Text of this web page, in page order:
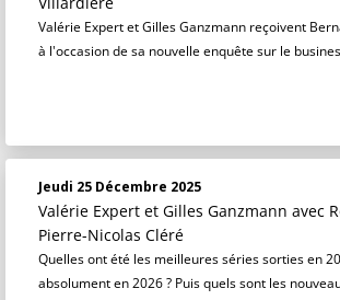
Valérie Expert et Gilles Ganzmann reçoivent
à l'occasion de sa nouvelle enquête sur le
Jeudi 25 Décembre 2025
Valérie Expert et Gilles Ganzmann avec
Pierre-Nicolas Cléré
Quelles ont été les meilleures séries sorties en
absolument en 2026 ? Puis quels sont les